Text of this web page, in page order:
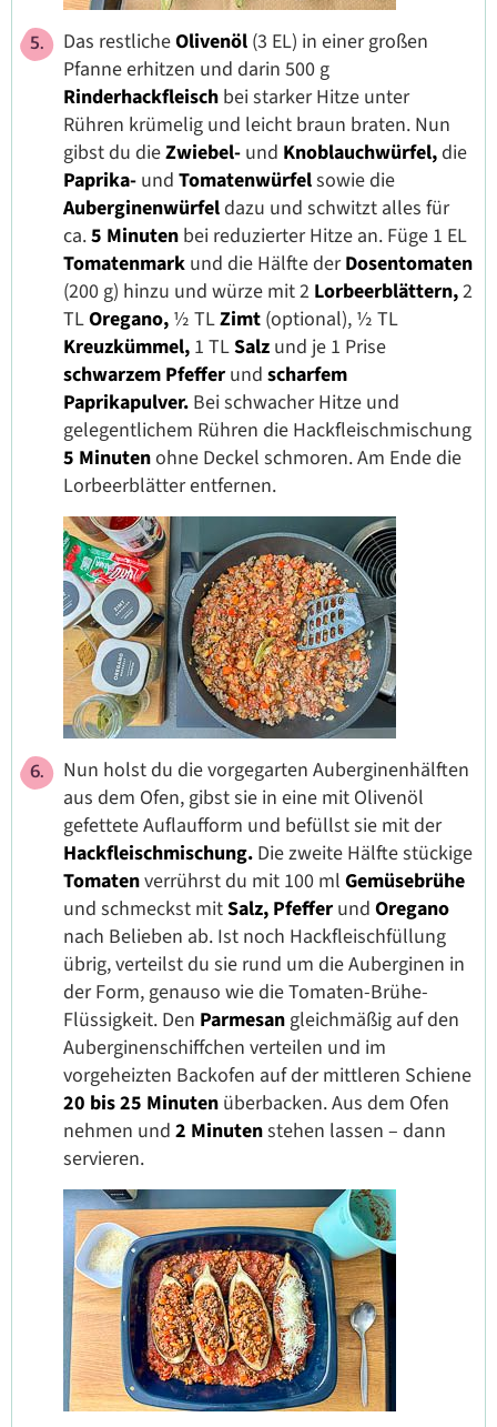
Das restlicheOlivenöl (3 EL) in einer großen
Pfanne erhitzen und darin 500 g
Rinderhackfleisch bei starker Hitze unter
Rühren krümelig und leicht braun braten. Nun
gibst du dieZwiebel- und Knoblauchwürfel,die
Paprika- und Tomatenwürfelsowie die
Auberginenwürfeldazu und schwitzt alles für
ca.5 Minuten bei reduzierter Hitze an. Füge 1 EL
Tomatenmark und die Hälfte derDosentomaten
(200 g) hinzu und würze mit 2 Lorbeerblättern,2
TLOregano, ½ TLZimt (optional), ½ TL
Kreuzkümmel, 1 TLSalz und je 1 Prise
schwarzem Pfeffer und scharfem
Paprikapulver. Bei schwacher Hitze und
gelegentlichem Rühren die Hackfleischmischung
5 Minutenohne Deckel schmoren. Am Ende die
Lorbeerblätter entfernen.
Nun holst du die vorgegarten Auberginenhälften
aus dem Ofen, gibst sie in eine mit Olivenöl
gefettete Auflaufform und befüllst sie mit der
Hackfleischmischung. Die zweite Hälfte stückige
Tomatenverrührst du mit 100 ml Gemüsebrühe
und schmeckst mitSalz, Pfeffer und Oregano
nach Belieben ab. Ist noch Hackfleischfüllung
übrig, verteilst du sie rund um die Auberginen in
der Form, genauso wie die Tomaten-Brühe-
Flüssigkeit. Den Parmesangleichmäßig aufden
Auberginenschiffchen verteilen und im
vorgeheizten Backofen auf der mittleren Schiene
20 bis 25 Minuten überbacken. Aus dem Ofen
nehmen und 2 Minutenstehen lassen – dann
servieren.